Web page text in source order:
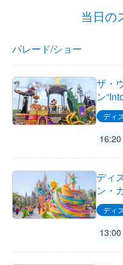
当日の
パレード/ショー
ザ・
ン
ディ
16:20
ディ
ン・
ディ
13:00